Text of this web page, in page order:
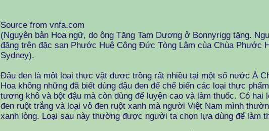
Source from vnfa.com
(Nguyên bản Hoa ngữ, do ông Tăng Tam Dương ở Bonnyrigg tặng.
đăng trên đặc san Phước Huệ Công Đức Tòng Lâm của Chùa Phước
Sydney).
Đậu đen là một loại thực vật được trồng rất nhiều tại một số nước Á
Hoa không những đã biết dùng đậu đen để chế biến các loại thực
tương khô và bột đậu mà còn dùng để luyện cao và làm thuốc. Có hai
đen ruột trắng và loại vỏ đen ruột xanh mà người Việt Nam mình
xanh lòng. Loại sau này thường được người ta chọn lựa dùng để làm